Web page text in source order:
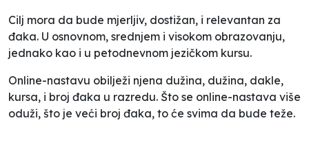
Cilj mora da bude mjerljiv, dostižan, i relevantan za
đaka. U osnovnom, srednjem i visokom obrazovanju,
jednako kao i u petodnevnom jezičkom kursu.
Online-nastavu obilježi njena dužina, dužina, dakle,
kursa, i broj đaka u razredu. Što se online-nastava više
oduži, što je veći broj đaka, to će svima da bude teže.